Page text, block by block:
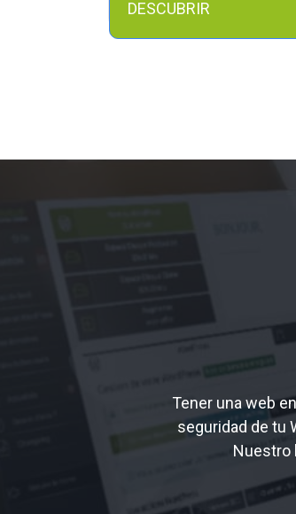
DESCUBRIR
Tener una web
seguridad de tu
Nuestro